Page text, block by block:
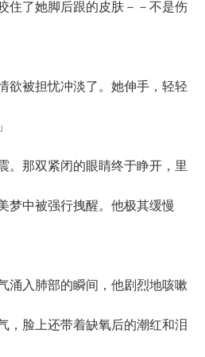
住了她脚后跟的皮肤－－不是伤
被担忧冲淡了。她伸手，轻轻
那双紧闭的眼睛终于睁开，里
梦中被强行拽醒。他极其缓慢
入肺部的瞬间，他剧烈地咳嗽
，脸上还带着缺氧后的潮红和泪